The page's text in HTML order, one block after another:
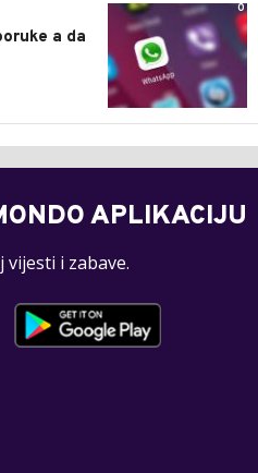
0
a da
APLIKACIJU
vijesti i zabave.